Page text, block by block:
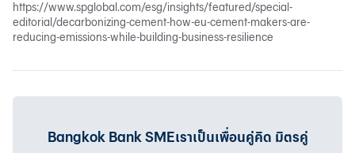
https://www.spglobal.com/esg/insights/featured/special-
editorial/decarbonizing-cement-how-eu-cement-makers-are-
reducing-emissions-while-building-business-resilience
Bangkok Bank SMEเราเป็นเพื่อนคู่คิด มิตรคู่